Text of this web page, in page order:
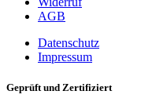
AGB
Datenschutz
Impressum
Geprüft und Zertifiziert